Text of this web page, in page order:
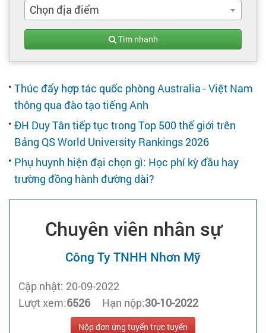
Tìm việc làm
Nhà tuyển dụng
Chọn địa điểm
Tìm nhanh
Thúc đẩy hợp tác quốc phòng Australia - Việt Nam
thông qua đào tạo tiếng Anh
ĐH Duy Tân tiếp tục trong Top 500 thế giới trên
Bảng QS World University Rankings 2026
Phụ huynh hiện đại chọn gì: Học phí kỳ đầu hay
trường đồng hành đường dài?
Chuyên viên nhân sự
Công Ty TNHH Nhơn Mỹ
Cập nhật: 20-09-2022
Lượt xem:6526 Hạn nộp:30-10-2022
Nộp đơn ứng tuyển trực tuyến